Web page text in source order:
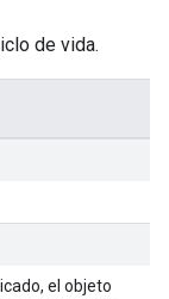
de vida.
el objeto